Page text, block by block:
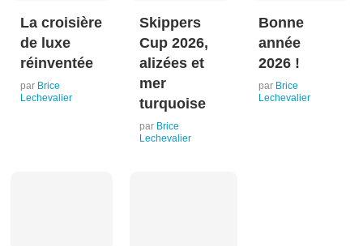
La croisière
de luxe
réinventée
par Brice
Lechevalier
Skippers
Cup 2026,
alizées et
mer
turquoise
par Brice
Lechevalier
Bonne
année
2026 !
par Brice
Lechevalier